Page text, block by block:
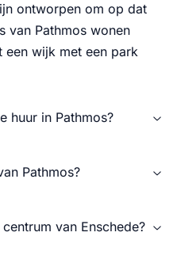
ontworpen om op dat
van Pathmos wonen
een wijk met een park
huur in Pathmos?
Pathmos?
van Enschede?